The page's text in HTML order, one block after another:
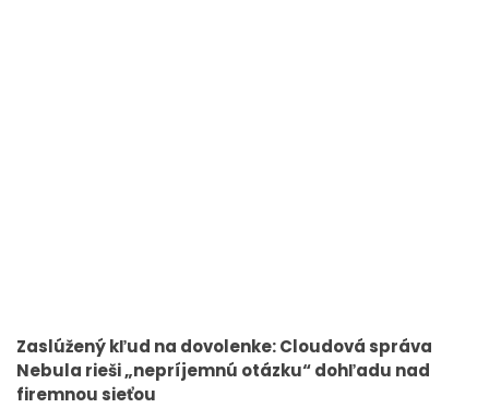
Zaslúžený kľud na dovolenke: Cloudová správa
Nebula rieši „nepríjemnú otázku“ dohľadu nad
firemnou sieťou